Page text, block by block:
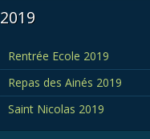
2019
Rentrée Ecole 2019
Repas des Ainés 2019
Saint Nicolas 2019